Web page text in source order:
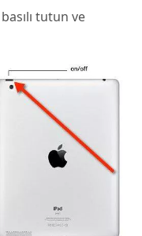
tutun ve